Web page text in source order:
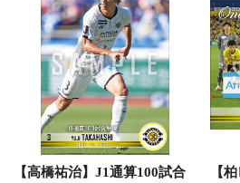
【高橋祐治】J1通算100試合
【